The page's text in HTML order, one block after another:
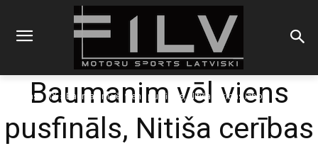
Sākums RX
Baumanim vēl viens pusfināls, Nitiša cerības izbojā
Baumanim vēl viens
pusfināls, Nitiša cerības